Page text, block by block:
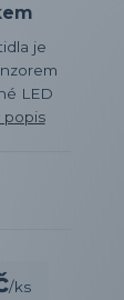
je
LED
popis
/ks